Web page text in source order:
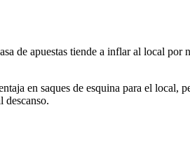
de apuestas tiende a inflar al local
en saques de esquina para el local,
descanso.